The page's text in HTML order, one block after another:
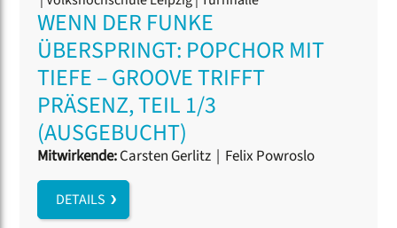
WENN DER FUNKE
ÜBERSPRINGT: POPCHOR MIT
TIEFE – GROOVE TRIFFT
PRÄSENZ, TEIL 1/3
(AUSGEBUCHT)
Mitwirkende:Carsten Gerlitz | Felix Powroslo
DETAILS